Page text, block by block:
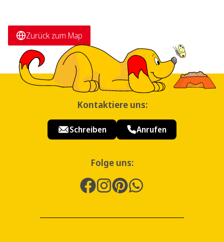
Zurück zum Map
Kontaktiere uns:
Schreiben Anrufen
Folge uns: